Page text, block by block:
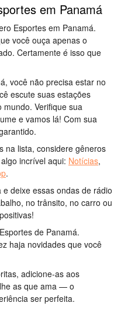
em Panamá
Esportes em Panamá.
você ouça apenas o
Certamente é isso que
você não precisa estar no
escute suas estações
Verifique sua
e vamos lá! Com sua
na lista, considere gêneros
incrível aqui: Notícias,
.
deixe essas ondas de rádio
no trânsito, no carro ou
de Panamá.
haja novidades que você
adicione-as aos
as que ama — o
ser perfeita.